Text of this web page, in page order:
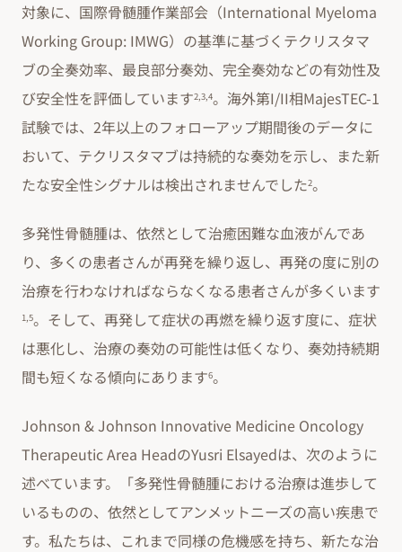
対象に、国際骨髄腫作業部会（International Myeloma
Working Group: IMWG）の基準に基づくテクリスタマ
ブの全奏効率、最良部分奏効、完全奏効などの有効性及
び安全性を評価しています2,3,4。海外第I/II相MajesTEC-1
試験では、2年以上のフォローアップ期間後のデータに
おいて、テクリスタマブは持続的な奏効を示し、また新
たな安全性シグナルは検出されませんでした2。
多発性骨髄腫は、依然として治癒困難な血液がんであ
り、多くの患者さんが再発を繰り返し、再発の度に別の
治療を行わなければならなくなる患者さんが多くいます
1,5。そして、再発して症状の再燃を繰り返す度に、症状
は悪化し、治療の奏効の可能性は低くなり、奏効持続期
間も短くなる傾向にあります6。
Johnson & Johnson Innovative Medicine Oncology
Therapeutic Area HeadのYusri Elsayedは、次のように
述べています。「多発性骨髄腫における治療は進歩して
いるものの、依然としてアンメットニーズの高い疾患で
す。私たちは、これまで同様の危機感を持ち、新たな治